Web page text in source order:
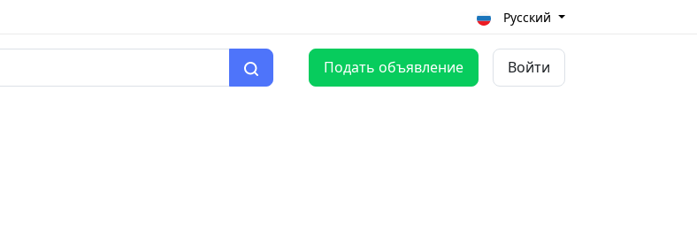
Русский
Подать объявление Войти